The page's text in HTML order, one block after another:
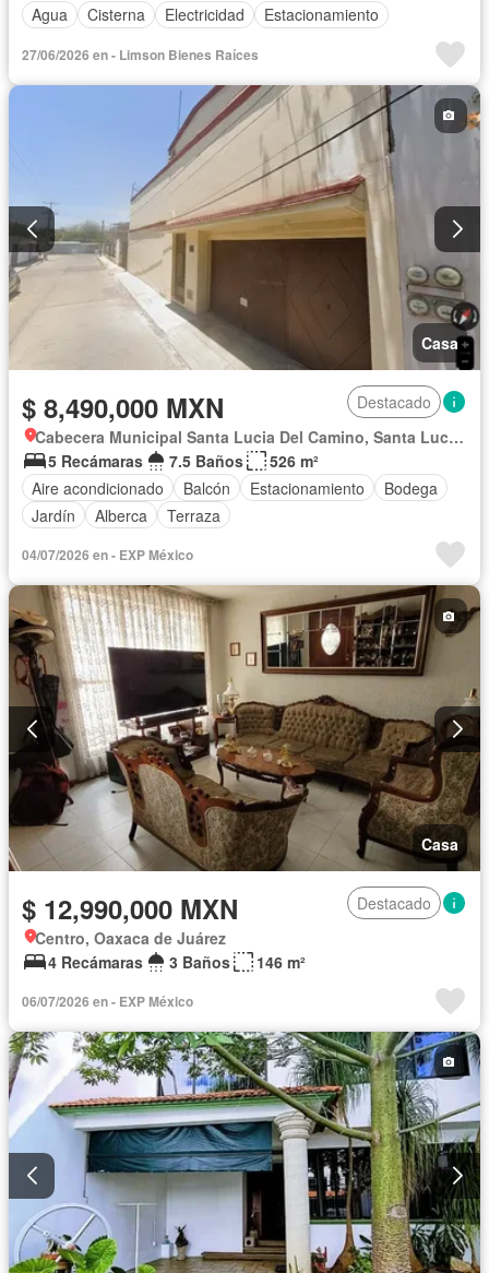
Agua
Cisterna Electricidad Estacionamiento
27/06/2026 en - Limson Bienes Raíces
Casa
$ 8,490,000 MXN
Destacado
Cabecera Municipal Santa Lucia Del Camino, Santa Lucía Del Camino
5 Recámaras
7.5 Baños
526 m²
Aire acondicionado
Balcón Estacionamiento
Bodega
Jardín
Alberca Terraza
04/07/2026 en - EXP México
Casa
$ 12,990,000 MXN
Destacado
Centro, Oaxaca de Juárez
4 Recámaras
3 Baños 146 m²
06/07/2026 en - EXP México